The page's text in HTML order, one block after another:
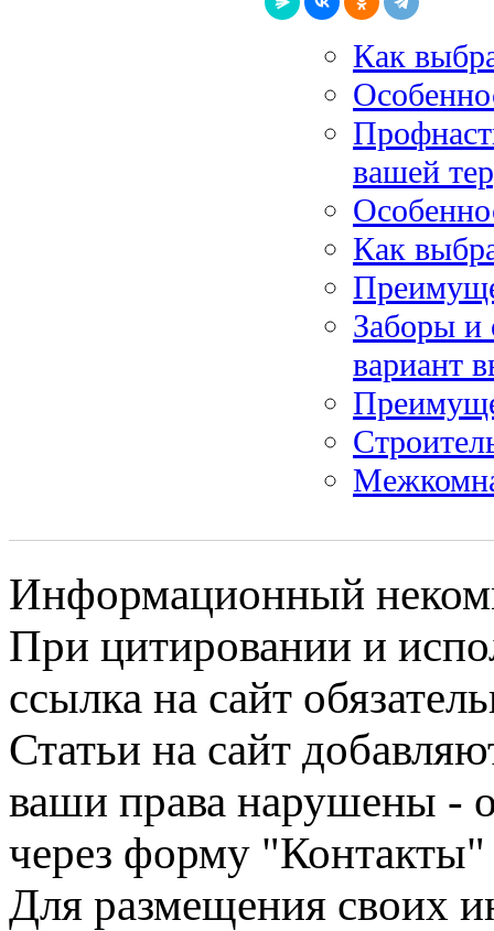
Как
вашей
Как
Заборы и
вариант
Информационный
При цитировании и
ссылка на сайт
Статьи на сайт
ваши права нарушены -
через форму "Контакты"
Для размещения своих